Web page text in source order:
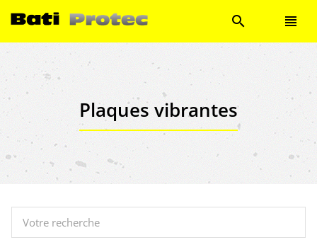
search view_headline
Plaques vibrantes